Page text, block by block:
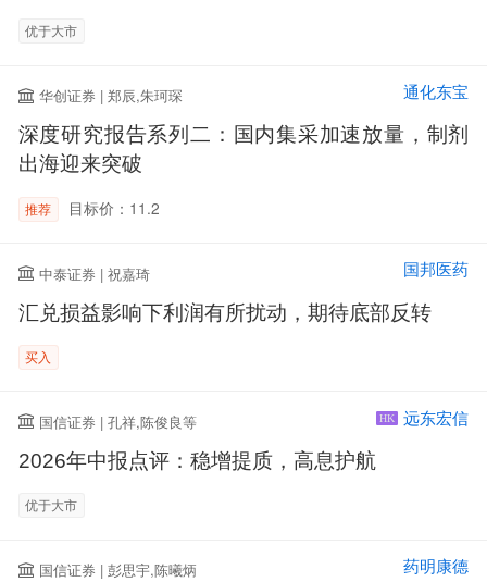
优于大市
华创证券 | 郑辰,朱珂琛 通化东宝
深度研究报告系列二：国内集采加速放量，制剂
出海迎来突破
推荐 目标价：11.2
中泰证券 | 祝嘉琦 国邦医药
汇兑损益影响下利润有所扰动，期待底部反转
买入
国信证券 | 孔祥,陈俊良等 HK 远东宏信
2026年中报点评：稳增提质，高息护航
优于大市
国信证券 | 彭思宇,陈曦炳 药明康德